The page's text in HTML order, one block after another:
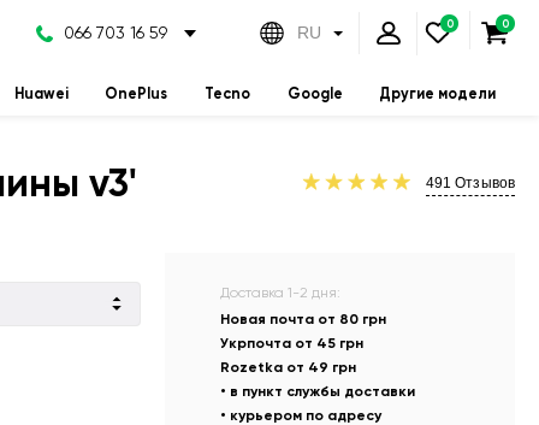
066 703 16 59 RU
Huawei OnePlus Tecno Google Другие модели
v3' 491 Отзывов
Доставка 1-2 дня:
Новая почта от 80 грн
Укрпочта от 45 грн
Rozetka от 49 грн
• в пункт службы доставки
• курьером по адресу